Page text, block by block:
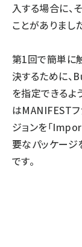
入する場合に、
ことがありまし
第1回で簡単に
決するために、
を指定できるよ
はMANIFESTフ
ジョンを「
要なパッケー
です。